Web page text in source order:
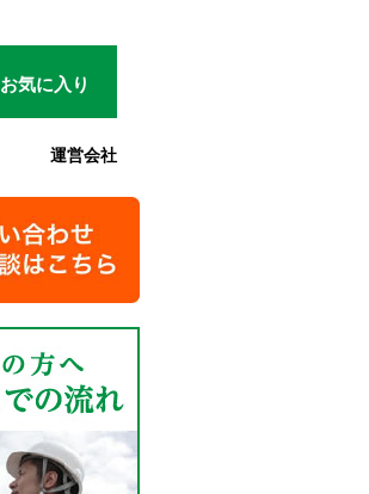
お気に入り
運営会社